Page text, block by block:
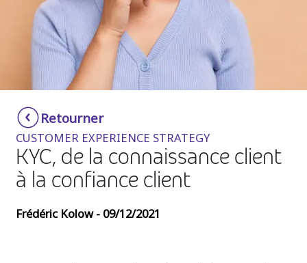
Smartshoring
Work-from-home solution
Insurance
Media
Retail and e-commerce
Travel, hospitality, and cargo
Retourner
CUSTOMER EXPERIENCE STRATEGY
KYC, de la connaissance client
à la confiance client
Frédéric Kolow - 09/12/2021